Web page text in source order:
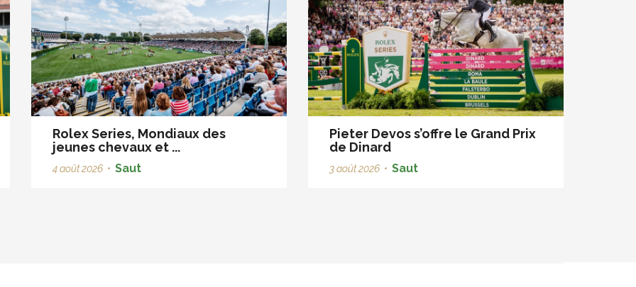
Rolex Series, Mondiaux des
jeunes chevaux et ...
4 août 2026 • Saut
Pieter Devos s’offre le Grand Prix
de Dinard
3 août 2026 • Saut